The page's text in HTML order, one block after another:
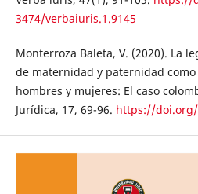
3474/verbaiuris.1.9145
Monterroza Baleta, V. (2020). La
de maternidad y paternidad
hombres y mujeres: El caso
Jurídica, 17, 69-96. https://doi.org/